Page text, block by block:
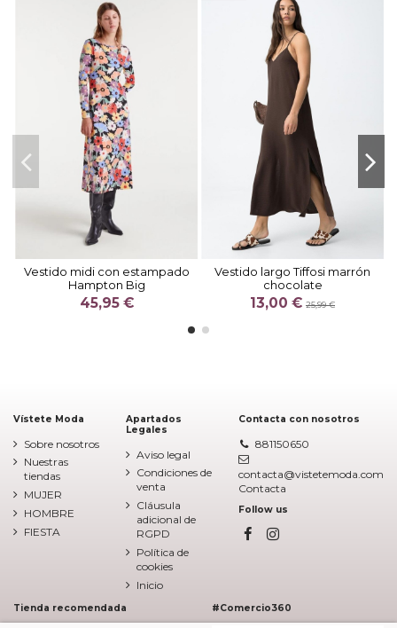
Vestido midi con estampado
Hampton Big
45,95 €
Vestido largo Tiffosi marrón
chocolate
13,00 € 25,99 €
Vístete Moda
Sobre nosotros
Nuestras
tiendas
MUJER
HOMBRE
FIESTA
Apartados
Legales
Aviso legal
Condiciones de
venta
Cláusula
adicional de
RGPD
Política de
cookies
Inicio
Contacta con nosotros
881150650
contacta@vistetemoda.com
Contacta
Follow us
Tienda recomendada #Comercio360